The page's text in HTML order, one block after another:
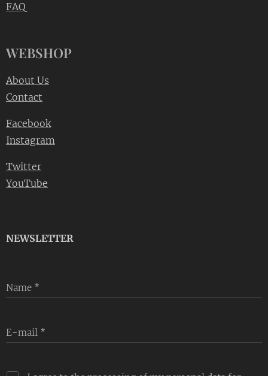
FAQ
WEBSHOP
About Us
Contact
Facebook
Instagram
Twitter
YouTube
NEWSLETTER
Name
E-mail